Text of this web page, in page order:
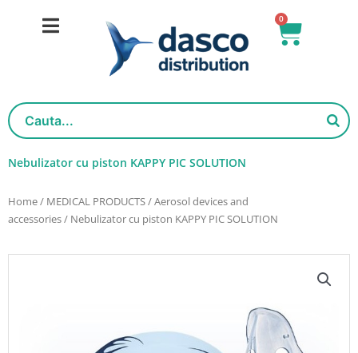
0
Basket
Nebulizator cu piston KAPPY PIC SOLUTION
Home/ MEDICAL PRODUCTS/Aerosol devices and
accessories/ Nebulizator cu piston KAPPY PIC SOLUTION